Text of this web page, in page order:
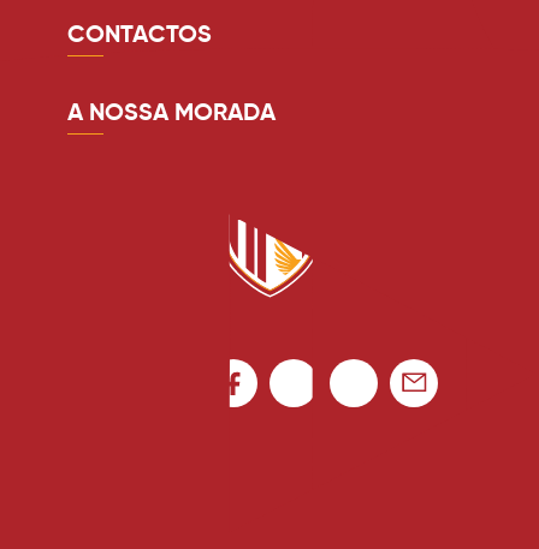
Equipa Técnica
Estádio
Documentos
CONTACTOS
A NOSSA MORADA